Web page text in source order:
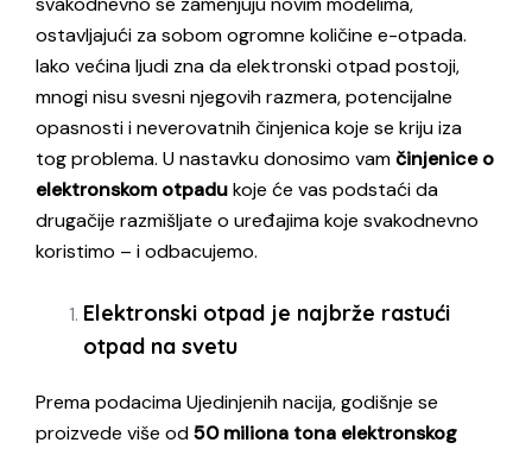
ostavljajući za sobom ogromne količine e-otpada.
Iako većina ljudi zna da elektronski otpad postoji,
mnogi nisu svesni njegovih razmera, potencijalne
opasnosti i neverovatnih činjenica koje se kriju iza
tog problema. U nastavku donosimo vamčinjenice o
elektronskom otpadukoje će vas podstaći da
drugačije razmišljate o uređajima koje svakodnevno
koristimo – i odbacujemo.
Elektronski otpad je najbrže rastući
otpad na svetu
Prema podacima Ujedinjenih nacija, godišnje se
proizvede više od50 miliona tona elektronskog